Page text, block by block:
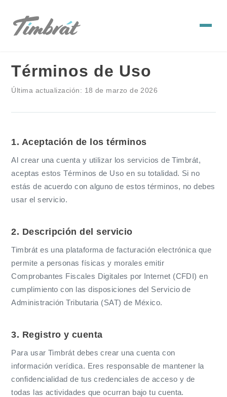
Términos de Uso
Última actualización: 18 de marzo de 2026
1. Aceptación de los términos
Al crear una cuenta y utilizar los servicios de Timbrát,
aceptas estos Términos de Uso en su totalidad. Si no
estás de acuerdo con alguno de estos términos, no debes
usar el servicio.
2. Descripción del servicio
Timbrát es una plataforma de facturación electrónica que
permite a personas físicas y morales emitir
Comprobantes Fiscales Digitales por Internet (CFDI) en
cumplimiento con las disposiciones del Servicio de
Administración Tributaria (SAT) de México.
3. Registro y cuenta
Para usar Timbrát debes crear una cuenta con
información verídica. Eres responsable de mantener la
confidencialidad de tus credenciales de acceso y de
todas las actividades que ocurran bajo tu cuenta.